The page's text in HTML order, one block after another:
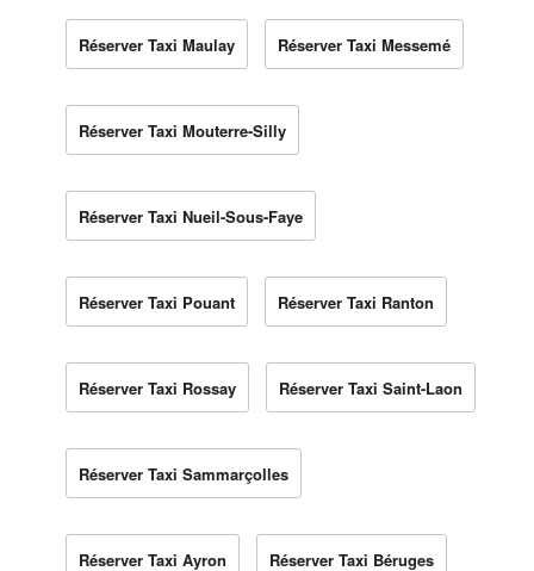
Réserver Taxi Maulay Réserver Taxi Messemé
Réserver Taxi Mouterre-Silly
Réserver Taxi Nueil-Sous-Faye
Réserver Taxi Pouant Réserver Taxi Ranton
Réserver Taxi Rossay Réserver Taxi Saint-Laon
Réserver Taxi Sammarçolles
Réserver Taxi Ayron Réserver Taxi Béruges